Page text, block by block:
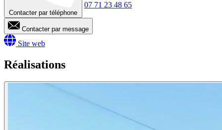
Contacter par téléphone
07 71 23 48 65
Contacter par message
Site web
Réalisations